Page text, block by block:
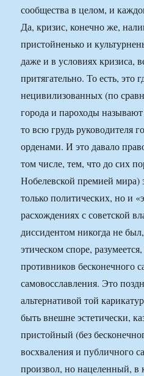
сообщества в целом, и
Да, кризис, конечно же,
пристойненько и
даже и в условиях кризиса,
притягательно. То есть, это
нецивилизованных (по
города и пароходы
то всю грудь руководителя
орденами. И это давало
том числе, тем, что до сих
Нобелевской премией мира)
только политических, но и
расхождениях с советской
диссидентом никогда не
этическом споре,
противников бесконечного
самовосславления. Это
альтернативой той
быть внешне эстетически,
пристойный (без
восхваления и публичного
произвол, но нацеленный, в